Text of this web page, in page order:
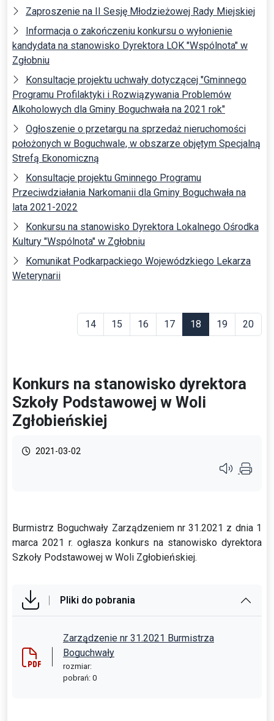
Zaproszenie na II Sesję Młodzieżowej Rady Miejskiej
Informacja o zakończeniu konkursu o wyłonienie
kandydata na stanowisko Dyrektora LOK "Wspólnota" w
Zgłobniu
Konsultacje projektu uchwały dotyczącej "Gminnego
Programu Profilaktyki i Rozwiązywania Problemów
Alkoholowych dla Gminy Boguchwała na 2021 rok"
Ogłoszenie o przetargu na sprzedaż nieruchomości
położonych w Boguchwale, w obszarze objętym Specjalną
Strefą Ekonomiczną
Konsultacje projektu Gminnego Programu
Przeciwdziałania Narkomanii dla Gminy Boguchwała na
lata 2021-2022
Konkursu na stanowisko Dyrektora Lokalnego Ośrodka
Kultury "Wspólnota" w Zgłobniu
Komunikat Podkarpackiego Wojewódzkiego Lekarza
Weterynarii
14 15 16 17 18 19 20
Konkurs na stanowisko dyrektora
Szkoły Podstawowej w Woli
Zgłobieńskiej
2021-03-02
Przycisk
Burmistrz Boguchwały Zarządzeniem nr 31.2021 z dnia 1
marca 2021 r. ogłasza konkurs na stanowisko dyrektora
Szkoły Podstawowej w Woli Zgłobieńskiej.
Pliki do pobrania
Zarządzenie nr 31.2021 Burmistrza
Boguchwały
rozmiar:
pobrań: 0